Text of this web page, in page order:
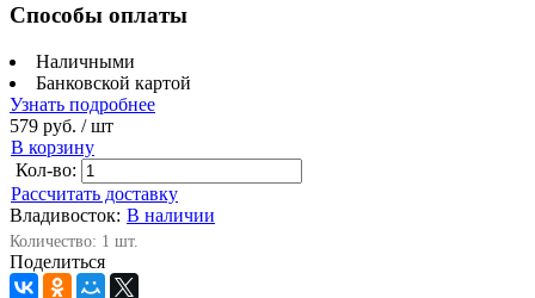
Способы оплаты
Наличными
Банковской картой
Узнать подробнее
579 руб. / шт
В корзину
Кол-во:
Рассчитать доставку
Владивосток: В наличии
Количество: 1 шт.
Поделиться